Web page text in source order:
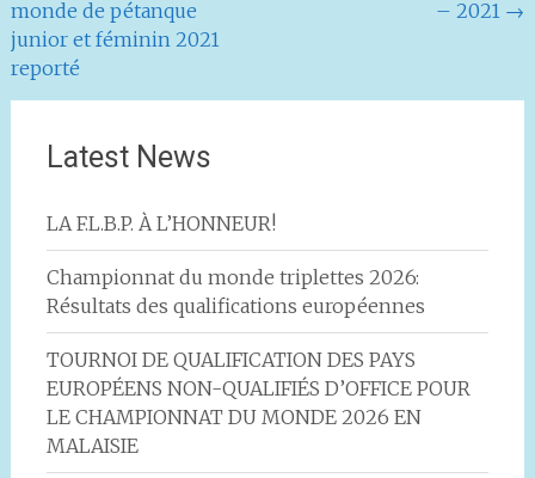
de
l'article
monde de pétanque
junior et féminin 2021
reporté
– 2021 →
Latest News
LA F.L.B.P. À L’HONNEUR!
Championnat du monde triplettes 2026:
Résultats des qualifications européennes
TOURNOI DE QUALIFICATION DES PAYS
EUROPÉENS NON-QUALIFIÉS D’OFFICE POUR
LE CHAMPIONNAT DU MONDE 2026 EN
MALAISIE